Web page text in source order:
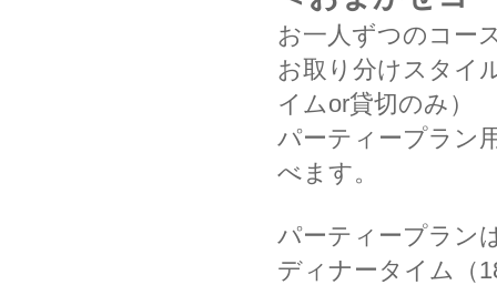
お一人ずつのコー
お取り分けスタイ
イムor貸切のみ）
パーティープラン
べます。
パーティープラン
ディナータイム（